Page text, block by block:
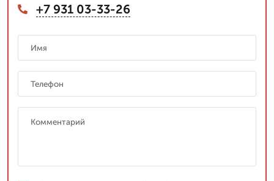
+7 931 03-33-26